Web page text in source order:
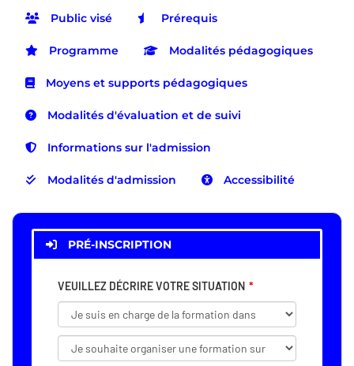
Public visé Prérequis
Programme Modalités pédagogiques
Moyens et supports pédagogiques
Modalités d'évaluation et de suivi
Informations sur l'admission
Modalités d'admission Accessibilité
PRÉ-INSCRIPTION
VEUILLEZ DÉCRIRE VOTRE SITUATION